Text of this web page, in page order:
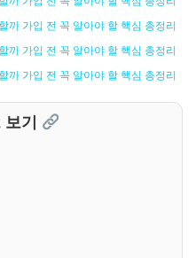
까 가입 전 꼭 알아야 할 핵심 총정리
까 가입 전 꼭 알아야 할 핵심 총정리
까 가입 전 꼭 알아야 할 핵심 총정리
기